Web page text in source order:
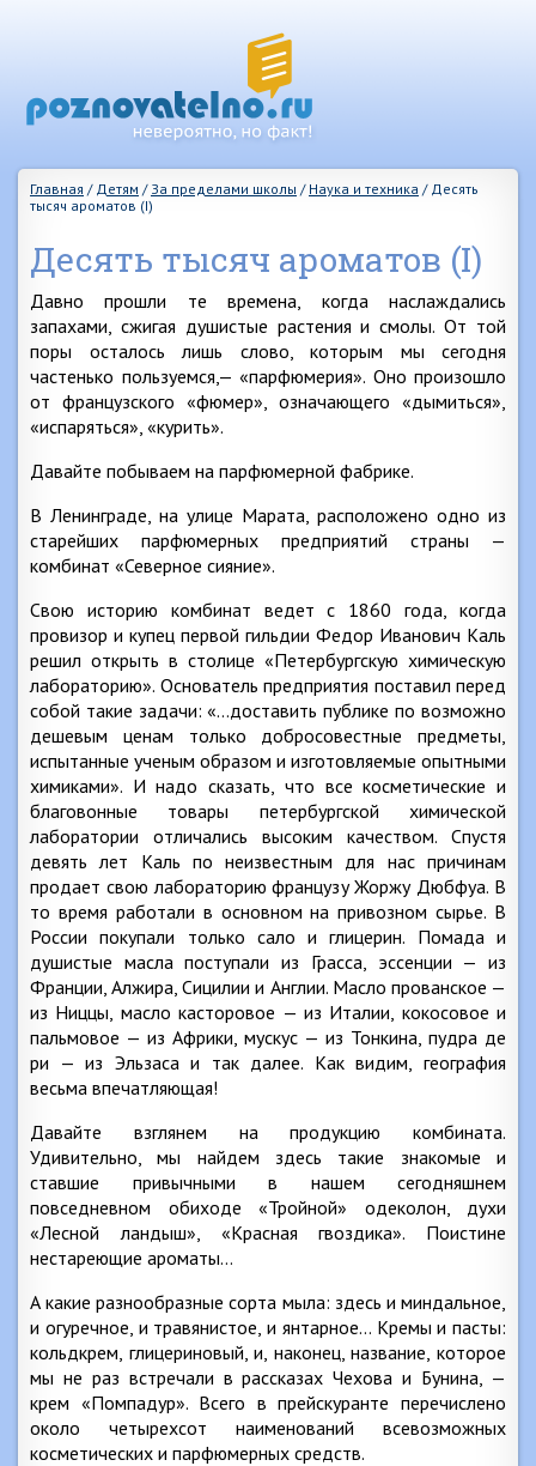
Главная / Детям / За пределами школы / Наука и техника / Десять
тысяч ароматов (I)
Десять тысяч ароматов (I)
Давно прошли те времена, когда наслаждались
запахами, сжигая душистые растения и смолы. От той
поры осталось лишь слово, которым мы сегодня
частенько пользуемся,— «парфюмерия». Оно произошло
от французского «фюмер», означающего «дымиться»,
«испаряться», «курить».
Давайте побываем на парфюмерной фабрике.
В Ленинграде, на улице Марата, расположено одно из
старейших парфюмерных предприятий страны —
комбинат «Северное сияние».
Свою историю комбинат ведет с 1860 года, когда
провизор и купец первой гильдии Федор Иванович Каль
решил открыть в столице «Петербургскую химическую
лабораторию». Основатель предприятия поставил перед
собой такие задачи: «…доставить публике по возможно
дешевым ценам только добросовестные предметы,
испытанные ученым образом и изготовляемые опытными
химиками». И надо сказать, что все косметические и
благовонные товары петербургской химической
лаборатории отличались высоким качеством. Спустя
девять лет Каль по неизвестным для нас причинам
продает свою лабораторию французу Жоржу Дюбфуа. В
то время работали в основном на привозном сырье. В
России покупали только сало и глицерин. Помада и
душистые масла поступали из Грасса, эссенции — из
Франции, Алжира, Сицилии и Англии. Масло прованское —
из Ниццы, масло касторовое — из Италии, кокосовое и
пальмовое — из Африки, мускус — из Тонкина, пудра де
ри — из Эльзаса и так далее. Как видим, география
весьма впечатляющая!
Давайте взглянем на продукцию комбината.
Удивительно, мы найдем здесь такие знакомые и
ставшие привычными в нашем сегодняшнем
повседневном обиходе «Тройной» одеколон, духи
«Лесной ландыш», «Красная гвоздика». Поистине
нестареющие ароматы…
А какие разнообразные сорта мыла: здесь и миндальное,
и огуречное, и травянистое, и янтарное… Кремы и пасты:
кольдкрем, глицериновый, и, наконец, название, которое
мы не раз встречали в рассказах Чехова и Бунина, —
крем «Помпадур». Всего в прейскуранте перечислено
около четырехсот наименований всевозможных
косметических и парфюмерных средств.